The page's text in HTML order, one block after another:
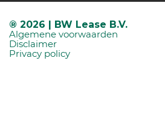
® 2026 | BW Lease B.V.
Algemene voorwaarden
Disclaimer
Privacy policy